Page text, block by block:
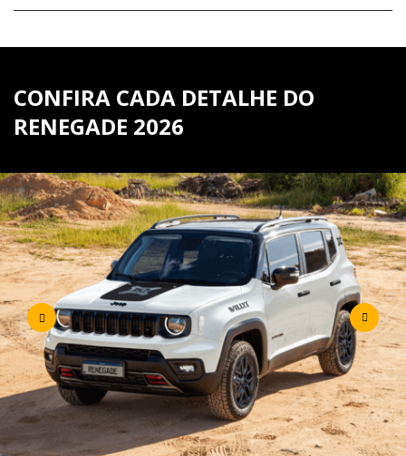
CONFIRA CADA DETALHE DO
RENEGADE 2026